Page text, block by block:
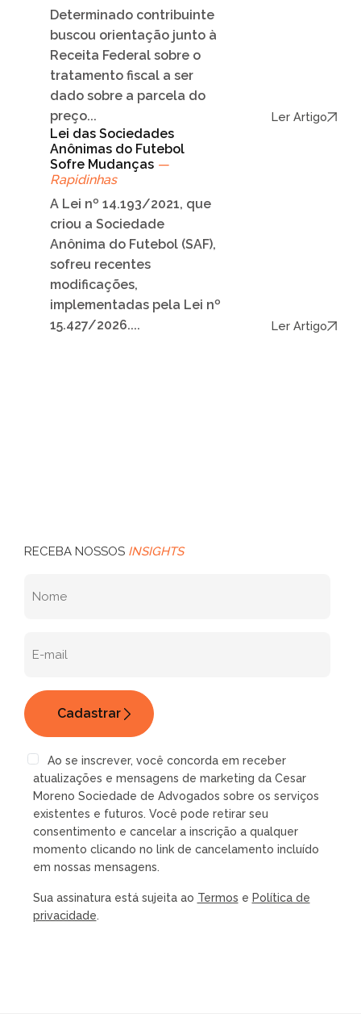
Determinado contribuinte
buscou orientação junto à
Receita Federal sobre o
tratamento fiscal a ser
dado sobre a parcela do
preço...
Ler Artigo
Lei das Sociedades
Anônimas do Futebol
Sofre Mudanças —
Rapidinhas
A Lei nº 14.193/2021, que
criou a Sociedade
Anônima do Futebol (SAF),
sofreu recentes
modificações,
implementadas pela Lei nº
15.427/2026....
Ler Artigo
RECEBA NOSSOS INSIGHTS
Ao se inscrever, você concorda em receber
atualizações e mensagens de marketing da Cesar
Moreno Sociedade de Advogados sobre os serviços
existentes e futuros. Você pode retirar seu
consentimento e cancelar a inscrição a qualquer
momento clicando no link de cancelamento incluído
em nossas mensagens.
Sua assinatura está sujeita ao Termos e Política de
privacidade.